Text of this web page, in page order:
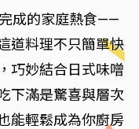
成的家庭熱食——
道料理不只簡單快
巧妙結合日式味噌
下滿是驚喜與層次
能輕鬆成為你廚房